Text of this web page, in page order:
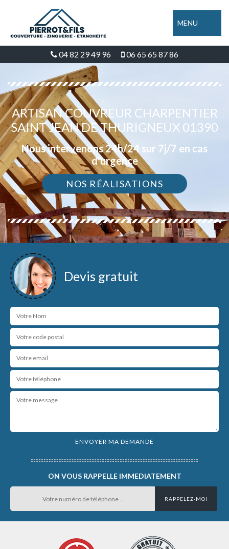
MENU
04 82 29 49 96 06 65 65 87 86
ARTISAN COUVREUR CHARPENTIER
SAINT JEAN DE THURIGNEUX 01390
Nous intervenons 24h/24 sur 7j/7 en cas
d'urgence
NOS RÉALISATIONS
Devis gratuit
ON VOUS RAPPELLE IMMEDIATEMENT